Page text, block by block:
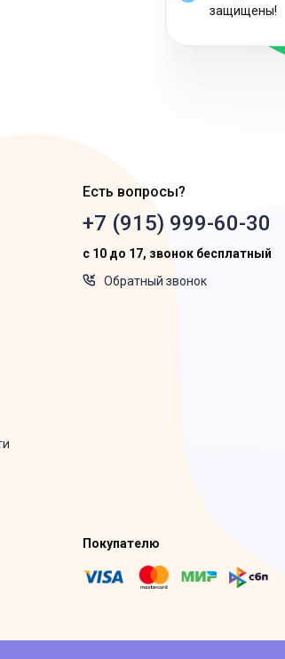
защищены!
Есть вопросы?
+7 (915) 999-60-30
с 10 до 17, звонок бесплатный
Обратный звонок
Покупателю